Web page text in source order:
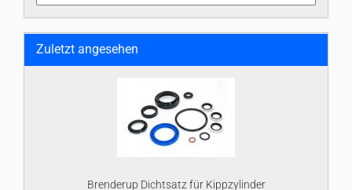
Zuletzt angesehen
Brenderup Dichtsatz für Kippzylinder